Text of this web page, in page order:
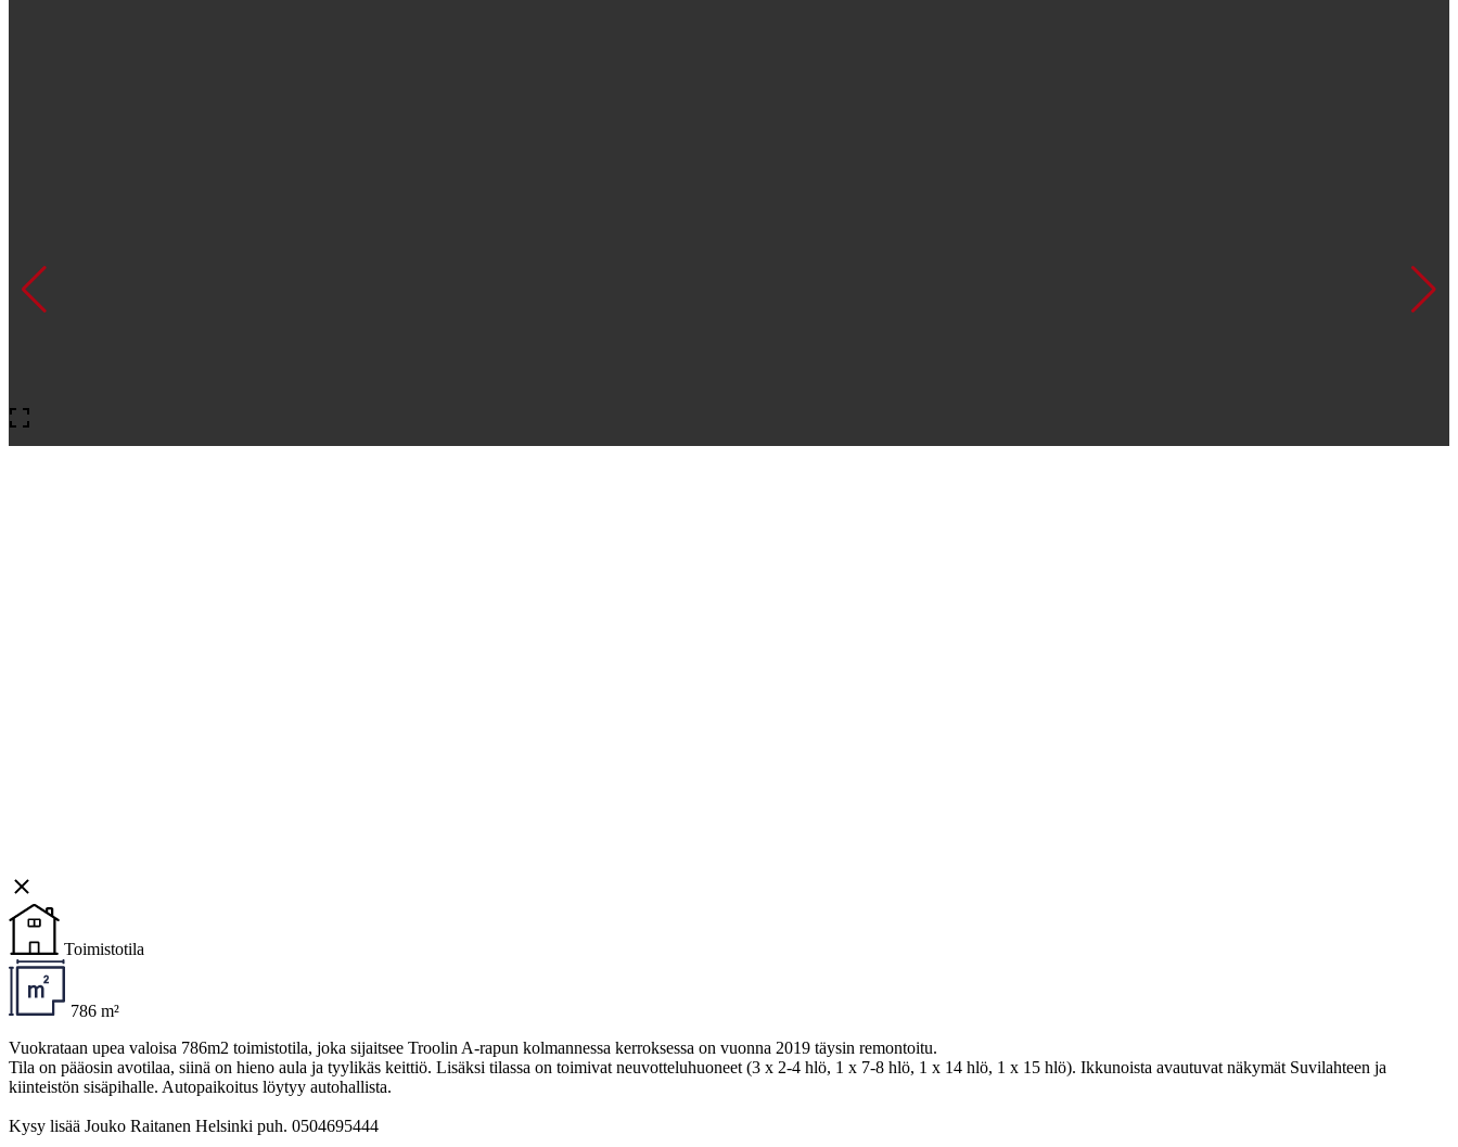
Toimistotila
786 m²
Vuokrataan upea valoisa 786m2 toimistotila, joka sijaitsee Troolin A-rapun kolmannessa kerroksessa on vuonna 2019 täysin remontoitu.
Tila on pääosin avotilaa, siinä on hieno aula ja tyylikäs keittiö. Lisäksi tilassa on toimivat neuvotteluhuoneet (3 x 2-4 hlö, 1 x 7-8 hlö, 1 x 14 hlö, 1 x 15 hlö). Ikkunoista avautuvat näkymät Suvilahteen ja
kiinteistön sisäpihalle. Autopaikoitus löytyy autohallista.
Kysy lisää Jouko Raitanen Helsinki puh. 0504695444